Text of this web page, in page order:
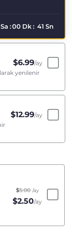
Sa :00 Dk: 40 Sn
$6.99/ay
yenilenir
$12.99/ay
$5.00 /ay
$2.50/ay